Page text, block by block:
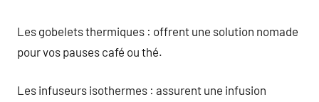
Les gobelets thermiques : offrent une solution nomade
pour vos pauses café ou thé.
Les infuseurs isothermes : assurent une infusion